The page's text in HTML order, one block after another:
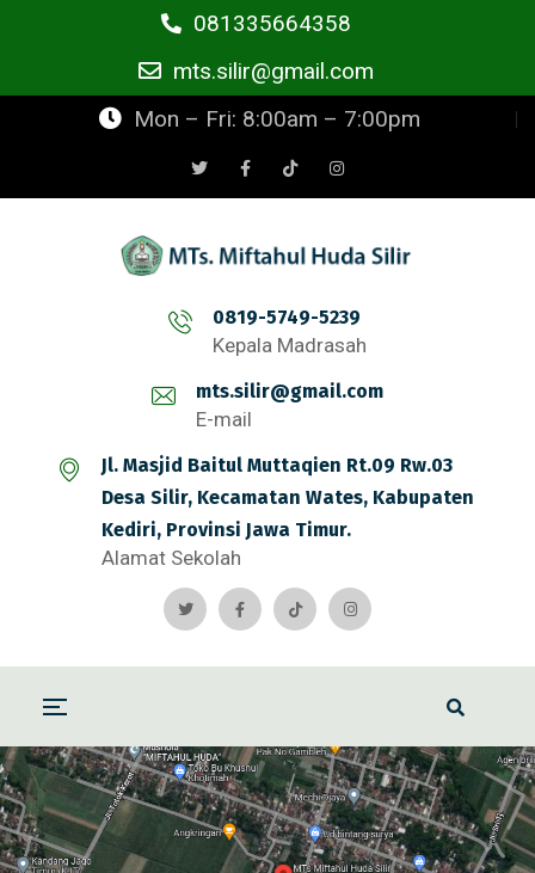
081335664358
mts.silir@gmail.com
Mon – Fri: 8:00am – 7:00pm
0819-5749-5239
Kepala Madrasah
mts.silir@gmail.com
E-mail
Jl. Masjid Baitul Muttaqien Rt.09 Rw.03
Desa Silir, Kecamatan Wates, Kabupaten
Kediri, Provinsi Jawa Timur.
Alamat Sekolah